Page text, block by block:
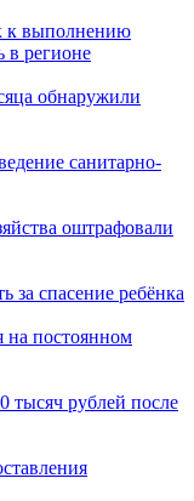
к выполнению
в регионе
обнаружили
санитарно-
оштрафовали
за спасение ребёнка
на постоянном
тысяч рублей после